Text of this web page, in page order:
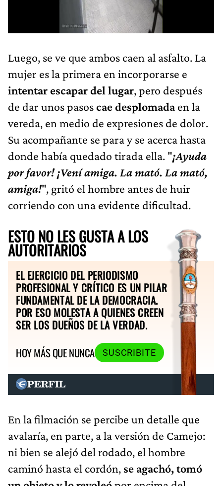
Luego, se ve que ambos caen al asfalto. La
mujer es la primera en incorporarse e
intentar escapar del lugar, pero después
de dar unos pasoscae desplomadaen la
vereda, en medio de expresiones de dolor.
Su acompañante se para y se acerca hasta
donde había quedado tirada ella. "¡Ayuda
por favor! ¡Vení amiga. La mató. La mató,
amiga!", gritó el hombre antes de huir
corriendo con una evidente dificultad.
ESTO NO LES GUSTA A LOS
AUTORITARIOS
EL EJERCICIO DEL PERIODISMO
PROFESIONAL Y CRÍTICO ES UN PILAR
FUNDAMENTAL DE LA DEMOCRACIA.
POR ESO MOLESTA A QUIENES CREEN
SER LOS DUEÑOS DE LA VERDAD.
HOY MÁS QUE NUNCA
SUSCRIBITE
En la filmación se percibe un detalle que
avalaría, en parte, a la versión de Camejo:
ni bien se alejó del rodado, el hombre
caminó hasta el cordón, se agachó, tomó